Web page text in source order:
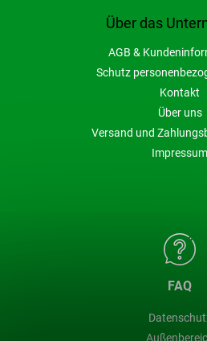
Über das
AGB &
Schutz
Kontakt
Über uns
Versand und
Impressum
FAQ